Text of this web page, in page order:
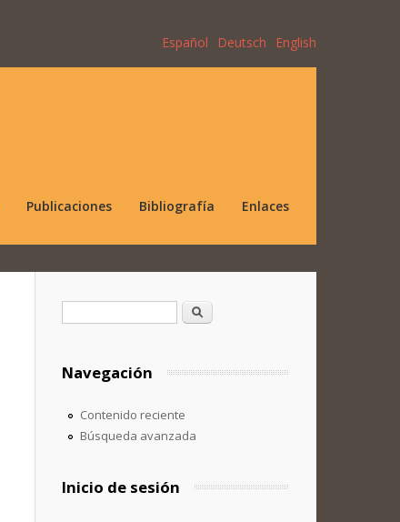
Español Deutsch English
Publicaciones Bibliografía Enlaces
Formulario de búsqueda
Buscar
Navegación
Contenido reciente
Búsqueda avanzada
Inicio de sesión